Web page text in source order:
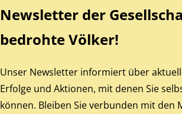
Newsletter der
bedrohte Völker!
Unser Newsletter informiert über
Erfolge und Aktionen, mit denen Sie
können. Bleiben Sie verbunden mit den